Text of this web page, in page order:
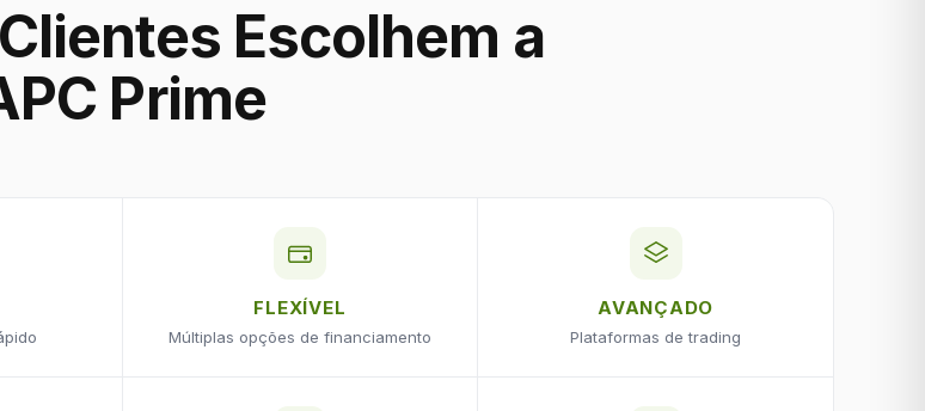
Escolhem a
Prime
FLEXÍVEL
Múltiplas opções de financiamento
AVANÇADO
Plataformas de trading